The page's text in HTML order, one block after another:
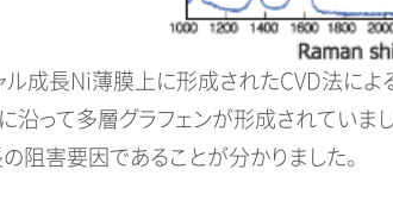
成長Ni薄膜上に形成されたCVD法によ
って多層グラフェンが形成されていま
阻害要因であることが分かりました。